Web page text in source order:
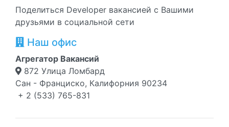
Поделиться Developer вакансией с Вашими
друзьями в социальной сети
Наш офис
Агрегатор Вакансий
872 Улица Ломбард
Сан - Франциско, Калифорния 90234
+ 2 (533) 765-831